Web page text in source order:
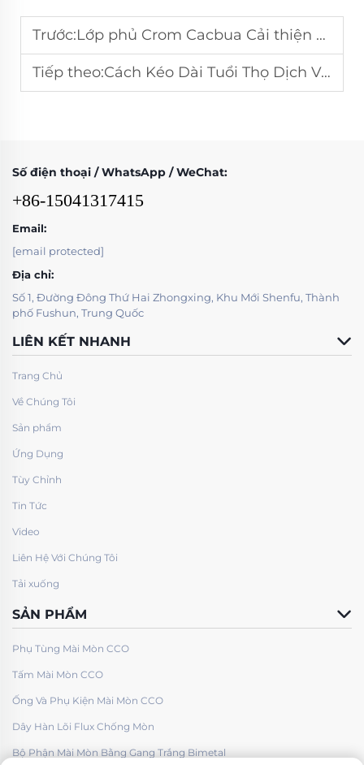
Trước:Lớp phủ Crom Cacbua Cải thiện Tuổi thọ Con lăn Nghiền như thế nào
Tiếp theo:Cách Kéo Dài Tuổi Thọ Dịch Vụ Của Bàn Nghiền Với Công Nghệ CCO
Số điện thoại / WhatsApp / WeChat:
+86-15041317415
Email:
[email protected]
Địa chỉ:
Số 1, Đường Đông Thứ Hai Zhongxing, Khu Mới Shenfu, Thành
phố Fushun, Trung Quốc
LIÊN KẾT NHANH
Trang Chủ
Về Chúng Tôi
Sản phẩm
Ứng Dụng
Tùy Chỉnh
Tin Tức
Video
Liên Hệ Với Chúng Tôi
Tải xuống
SẢN PHẨM
Phụ Tùng Mài Mòn CCO
Tấm Mài Mòn CCO
Ống Và Phụ Kiện Mài Mòn CCO
Dây Hàn Lõi Flux Chống Mòn
Bộ Phận Mài Mòn Bằng Gang Trắng Bimetal